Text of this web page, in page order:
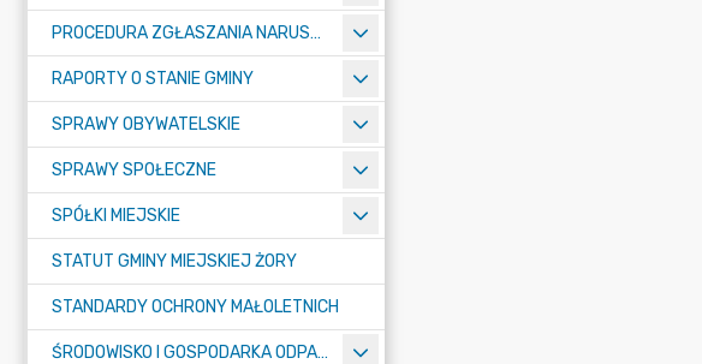
PROCEDURA ZGŁASZANIA NARUSZEŃ PRAWA
RAPORTY O STANIE GMINY
SPRAWY OBYWATELSKIE
SPRAWY SPOŁECZNE
SPÓŁKI MIEJSKIE
STATUT GMINY MIEJSKIEJ ŻORY
STANDARDY OCHRONY MAŁOLETNICH
ŚRODOWISKO I GOSPODARKA ODPADAMI